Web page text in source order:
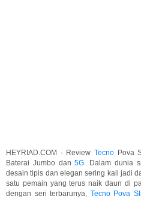
HEYRIAD.COM - Review Tecno Pova
Baterai Jumbo dan5G. Dalam dunia
desain tipis dan elegan sering kali jadi
satu pemain yang terus naik daun di
dengan seri terbarunya, Tecno Pova